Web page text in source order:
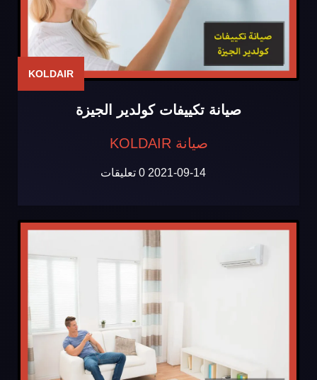
KOLDAIR
صيانة تكييفات كولدير الجيزة
صيانة KOLDAIR
2021-09-14 0 تعليقات